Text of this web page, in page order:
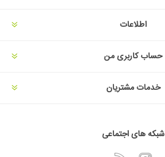
اطلاعات
حساب کاربری من
خدمات مشتریان
شبکه های اجتماعی